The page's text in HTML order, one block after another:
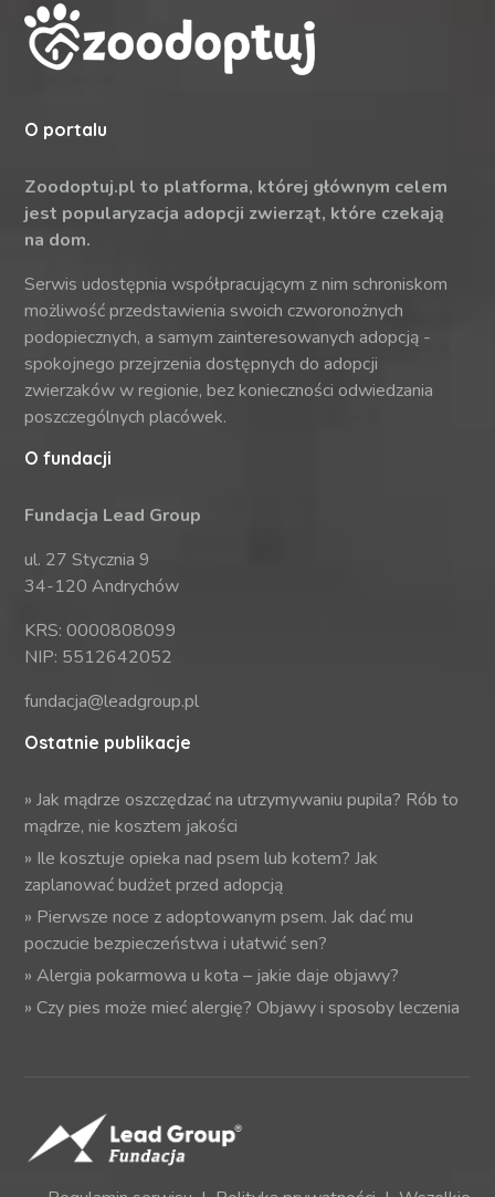
O portalu
Zoodoptuj.pl to platforma, której głównym celem
jest popularyzacja adopcji zwierząt, które czekają
na dom.
Serwis udostępnia współpracującym z nim schroniskom
możliwość przedstawienia swoich czworonożnych
podopiecznych, a samym zainteresowanych adopcją -
spokojnego przejrzenia dostępnych do adopcji
zwierzaków w regionie, bez konieczności odwiedzania
poszczególnych placówek.
O fundacji
Fundacja Lead Group
ul. 27 Stycznia 9
34-120 Andrychów
KRS: 0000808099
NIP: 5512642052
fundacja@leadgroup.pl
Ostatnie publikacje
»Jak mądrze oszczędzać na utrzymywaniu pupila? Rób to
mądrze, nie kosztem jakości
» Ile kosztuje opieka nad psem lub kotem? Jak
zaplanować budżet przed adopcją
» Pierwsze noce z adoptowanym psem. Jak dać mu
poczucie bezpieczeństwa i ułatwić sen?
»Alergia pokarmowa u kota – jakie daje objawy?
»Czy pies może mieć alergię? Objawy i sposoby leczenia